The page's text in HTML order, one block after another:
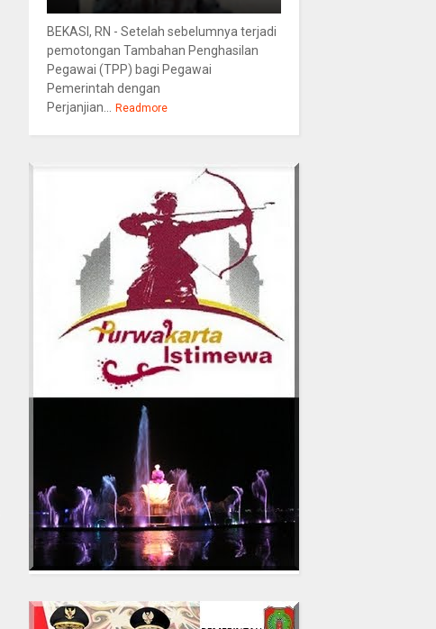
BEKASI, RN - Setelah sebelumnya terjadi
pemotongan Tambahan Penghasilan
Pegawai (TPP) bagi Pegawai
Pemerintah dengan
Perjanjian...
Readmore